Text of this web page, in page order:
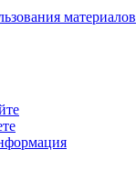
материалов